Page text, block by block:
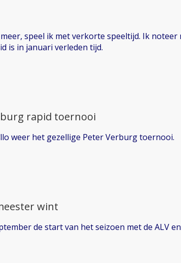
speel ik met verkorte speeltijd. Ik
is in januari verleden tijd.
rapid toernooi
weer het gezellige Peter Verburg toernooi.
wint
de start van het seizoen met de ALV